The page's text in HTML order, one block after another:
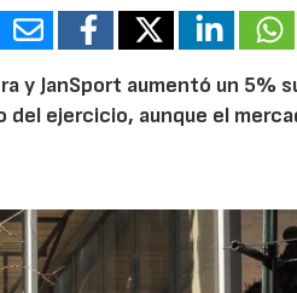
y JanSport aumentó un 5%
ejercicio, aunque el